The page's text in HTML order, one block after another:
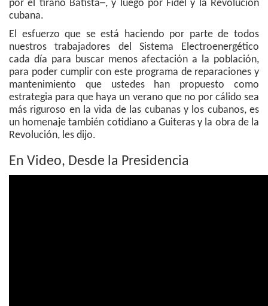
por el tirano Batista─, y luego por Fidel y la Revolución
cubana.
El esfuerzo que se está haciendo por parte de todos
nuestros trabajadores del Sistema Electroenergético
cada día para buscar menos afectación a la población,
para poder cumplir con este programa de reparaciones y
mantenimiento que ustedes han propuesto como
estrategia para que haya un verano que no por cálido sea
más riguroso en la vida de las cubanas y los cubanos, es
un homenaje también cotidiano a Guiteras y la obra de la
Revolución, les dijo.
En Video, Desde la Presidencia